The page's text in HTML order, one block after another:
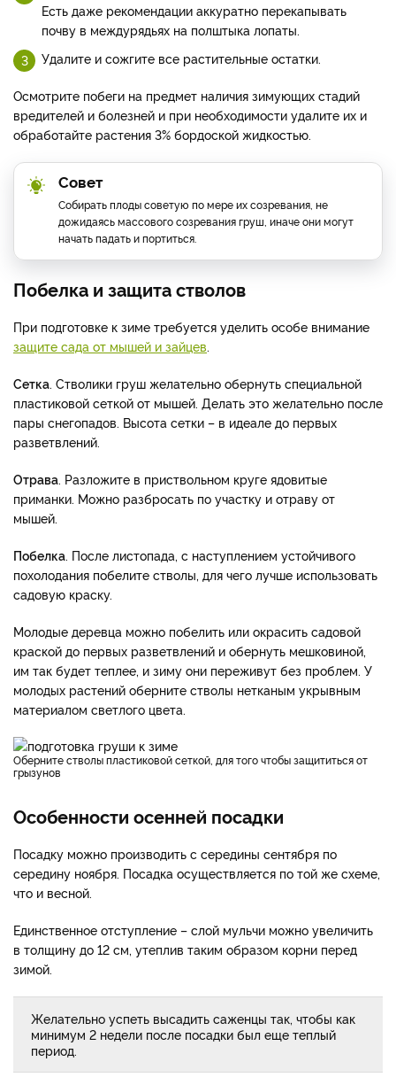
Есть даже рекомендации аккуратно перекапывать
почву в междурядьях на полштыка лопаты.
Удалите и сожгите все растительные остатки.
Осмотрите побеги на предмет наличия зимующих стадий
вредителей и болезней и при необходимости удалите их и
обработайте растения 3% бордоской жидкостью.
Совет
Собирать плоды советую по мере их созревания, не
дожидаясь массового созревания груш, иначе они могут
начать падать и портиться.
Побелка и защита стволов
При подготовке к зиме требуется уделить особе внимание
защите сада от мышей и зайцев.
Сетка. Стволики груш желательно обернуть специальной
пластиковой сеткой от мышей. Делать это желательно после
пары снегопадов. Высота сетки – в идеале до первых
разветвлений.
Отрава. Разложите в приствольном круге ядовитые
приманки. Можно разбросать по участку и отраву от
мышей.
Побелка. После листопада, с наступлением устойчивого
похолодания побелите стволы, для чего лучше использовать
садовую краску.
Молодые деревца можно побелить или окрасить садовой
краской до первых разветвлений и обернуть мешковиной,
им так будет теплее, и зиму они переживут без проблем. У
молодых растений оберните стволы нетканым укрывным
материалом светлого цвета.
Оберните стволы пластиковой сеткой, для того чтобы защититься от
грызунов
Особенности осенней посадки
Посадку можно производить с середины сентября по
середину ноября. Посадка осуществляется по той же схеме,
что и весной.
Единственное отступление – слой мульчи можно увеличить
в толщину до 12 см, утеплив таким образом корни перед
зимой.
Желательно успеть высадить саженцы так, чтобы как
минимум 2 недели после посадки был еще теплый
период.